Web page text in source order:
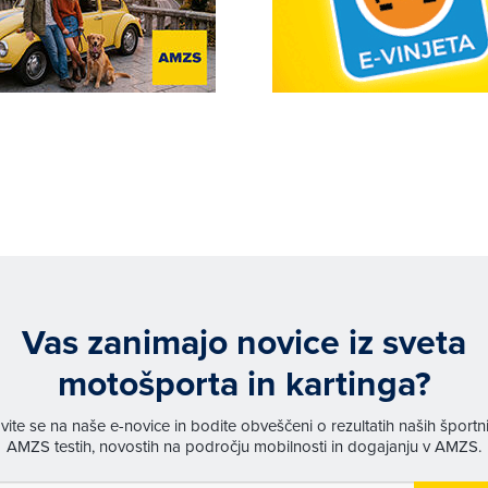
Vas zanimajo novice iz sveta
motošporta in kartinga?
se na naše e-novice in bodite obveščeni o rezultatih naših
AMZS testih, novostih na področju mobilnosti in dogajanju v AMZS.